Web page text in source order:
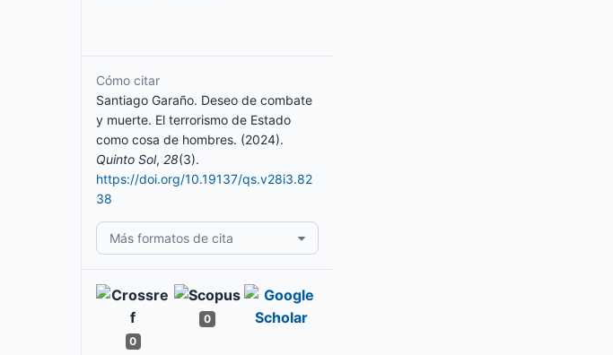
Cómo citar
Santiago Garaño. Deseo de combate
y muerte. El terrorismo de Estado
como cosa de hombres. (2024).
Quinto Sol, 28(3).
https://doi.org/10.19137/qs.v28i3.82
38
Más formatos de cita
0
0